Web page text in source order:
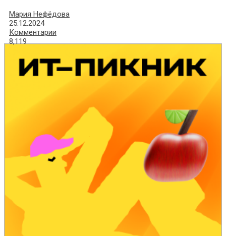
Мария Нефёдова
25.12.2024
Комментарии
8,119